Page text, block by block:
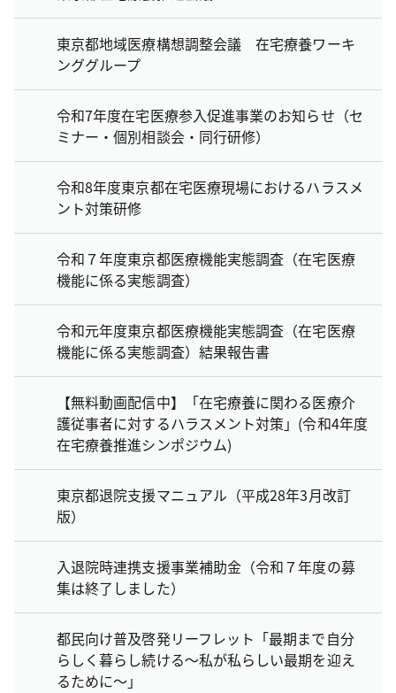
東京都地域医療構想調整会議 在宅療養ワーキ
ンググループ
令和7年度在宅医療参入促進事業のお知らせ（セ
ミナー・個別相談会・同行研修）
令和8年度東京都在宅医療現場におけるハラスメ
ント対策研修
令和７年度東京都医療機能実態調査（在宅医療
機能に係る実態調査）
令和元年度東京都医療機能実態調査（在宅医療
機能に係る実態調査）結果報告書
【無料動画配信中】「在宅療養に関わる医療介
護従事者に対するハラスメント対策」(令和4年度
在宅療養推進シンポジウム)
東京都退院支援マニュアル（平成28年3月改訂
版）
入退院時連携支援事業補助金（令和７年度の募
集は終了しました）
都民向け普及啓発リーフレット「最期まで自分
らしく暮らし続ける～私が私らしい最期を迎え
るために～」